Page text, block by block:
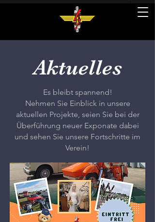
Aktuelles
Es bleibt spannend!
Nehmen Sie Einblick in unsere
aktuellen Projekte, seien Sie bei der
Überführung neuer Exponate dabei
und sehen Sie unsere Fortschritte im
Verein!